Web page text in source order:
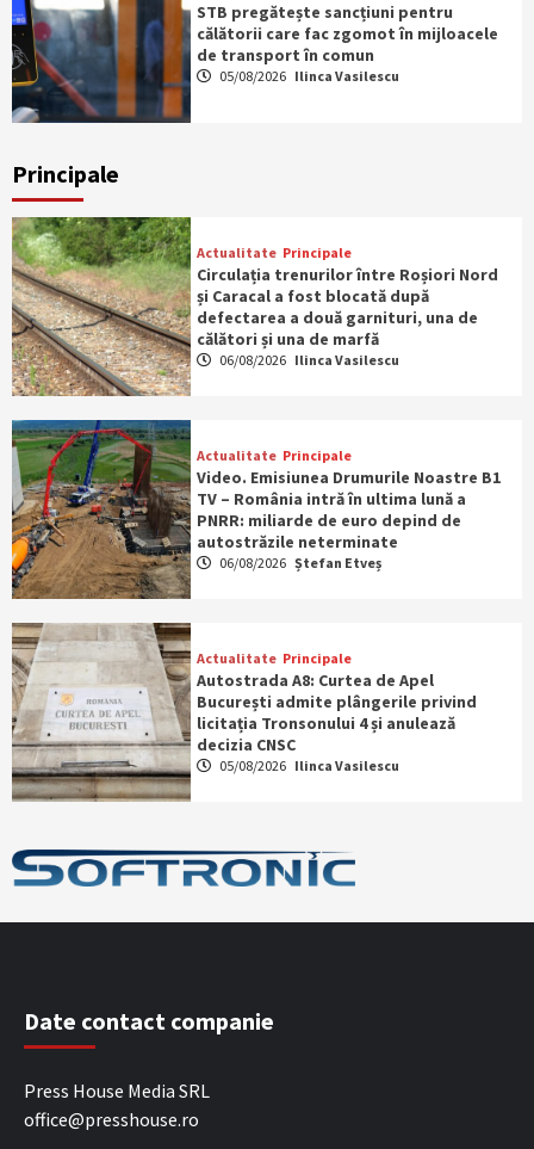
STB pregătește sancțiuni pentru
călătorii care fac zgomot în mijloacele
de transport în comun
05/08/2026 Ilinca Vasilescu
Principale
Actualitate Principale
Circulația trenurilor între Roșiori Nord
și Caracal a fost blocată după
defectarea a două garnituri, una de
călători și una de marfă
06/08/2026 Ilinca Vasilescu
Actualitate Principale
Video. Emisiunea Drumurile Noastre B1
TV – România intră în ultima lună a
PNRR: miliarde de euro depind de
autostrăzile neterminate
06/08/2026 Ștefan Etveș
Actualitate Principale
Autostrada A8: Curtea de Apel
București admite plângerile privind
licitația Tronsonului 4 și anulează
decizia CNSC
05/08/2026 Ilinca Vasilescu
Date contact companie
Press House Media SRL
office@presshouse.ro